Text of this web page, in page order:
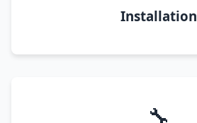
Installation
🔧